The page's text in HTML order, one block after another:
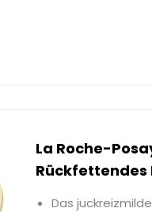
La Roche-
Rückfettendes
Das